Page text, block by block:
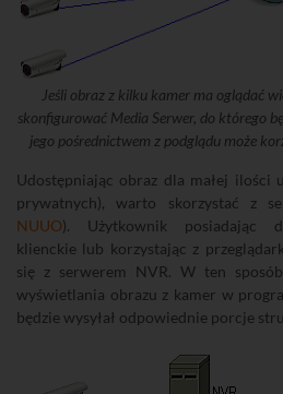
Jeśli obraz z kilku kamer ma oglądać
skonfigurować Media Serwer, do którego
jego pośrednictwem z podglądu może
Udostępniając obraz dla małej ilości
prywatnych), warto skorzystać z
NUUO). Użytkownik posiadając
klienckie lub korzystając z
się z serwerem NVR. W ten
wyświetlania obrazu z kamer w
będzie wysyłał odpowiednie porcje